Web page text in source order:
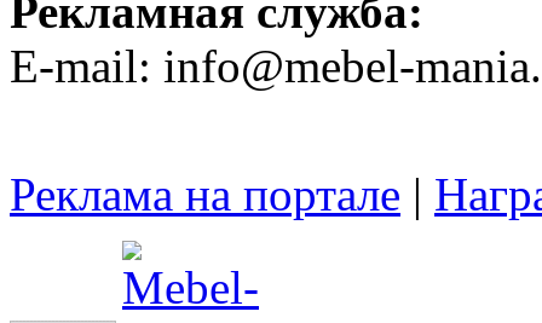
Рекламная служба:
E-mail: info@mebel-
Реклама на портале |